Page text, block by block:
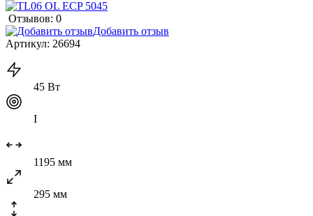
Отзывов: 0
Добавить отзыв
Артикул: 26694
45 Вт
I
1195 мм
295 мм